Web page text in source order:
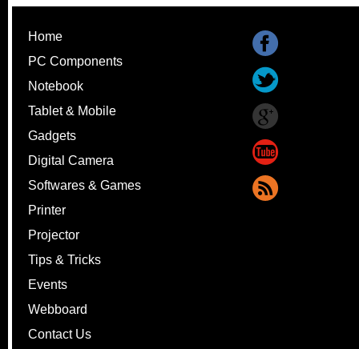
Home
PC Components
Notebook
Tablet & Mobile
Gadgets
Digital Camera
Softwares & Games
Printer
Projector
Tips & Tricks
Events
Webboard
Contact Us